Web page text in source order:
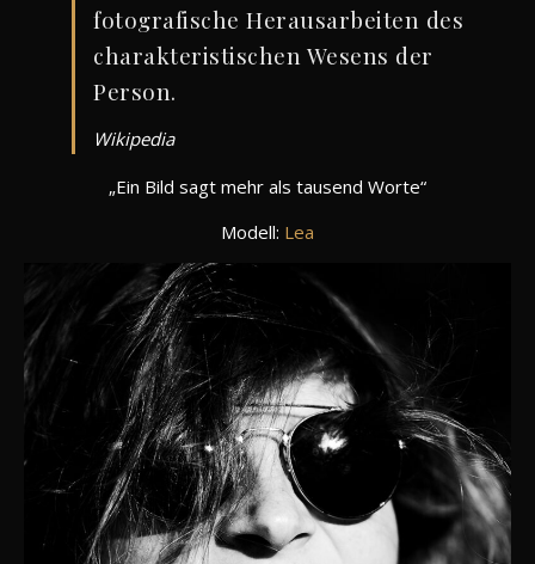
fotografische Herausarbeiten des
charakteristischen Wesens der
Person.
Wikipedia
„Ein Bild sagt mehr als tausend Worte“
Modell: Lea